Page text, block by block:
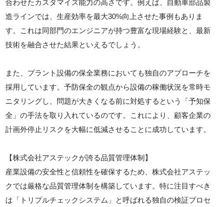
合わせたカスタマイズ能力の高さです。例えば、自動車部品製
造ラインでは、生産効率を最大30%向上させた事例もありま
す。これは同部門のエンジニアが持つ豊富な現場経験と、最新
技術を融合させた結果といえるでしょう。
また、プラント設備の保全業務においても独自のアプローチを
採用しています。予防保全の観点から設備の稼働状況を常時モ
ニタリングし、問題が大きくなる前に対処するという「予知保
全」の手法を取り入れているのです。これにより、顧客企業の
計画外停止リスクを大幅に低減させることに成功しています。
【株式会社アステックが誇る品質管理体制】
産業設備の安全性と信頼性を確保するため、株式会社アステッ
クでは厳格な品質管理体制を構築しています。特に注目すべき
は「トリプルチェックシステム」と呼ばれる独自の検証プロセ